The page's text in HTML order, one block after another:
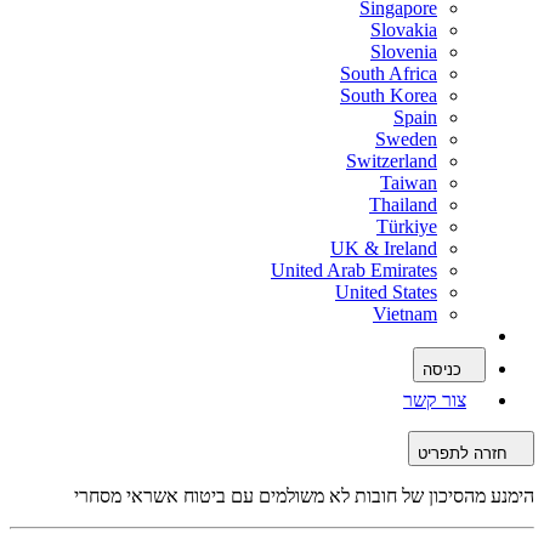
Singapore
Slovakia
Slovenia
South Africa
South Korea
Spain
Sweden
Switzerland
Taiwan
Thailand
Türkiye
UK & Ireland
United Arab Emirates
United States
Vietnam
כניסה
צור קשר
חזרה לתפריט
הימנע מהסיכון של חובות לא משולמים עם ביטוח אשראי מסחרי